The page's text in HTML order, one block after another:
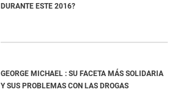
DURANTE ESTE 2016?
GEORGE MICHAEL : SU FACETA MÁS SOLIDARIA
Y SUS PROBLEMAS CON LAS DROGAS